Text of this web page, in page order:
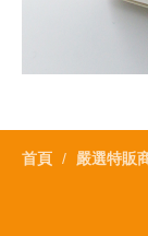
首頁 嚴選特販